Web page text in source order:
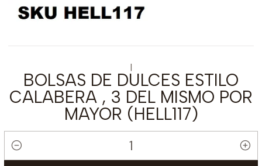
|
BOLSAS DE DULCES ESTILO
CALABERA , 3 DEL MISMO POR
MAYOR (HELL117)
Cantidad